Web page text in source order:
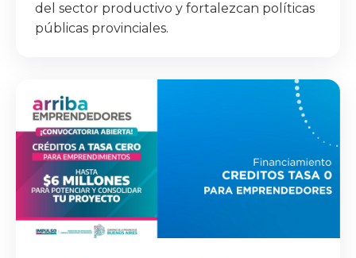
del sector productivo y fortalezcan políticas
públicas provinciales.